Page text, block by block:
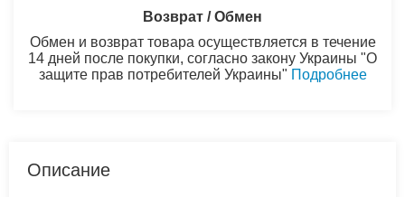
Возврат / Обмен
Обмен и возврат товара осуществляется в течение
14 дней после покупки, согласно закону Украины "О
защите прав потребителей Украины" Подробнее
Описание